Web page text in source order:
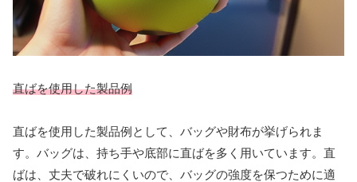
直ばを使用した製品例
直ばを使用した製品例として、バッグや財布が挙げられま
す。バッグは、持ち手や底部に直ばを多く用いています。直
ばは、丈夫で破れにくいので、バッグの強度を保つために適